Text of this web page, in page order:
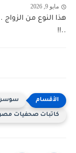
مايو 9, 2026
هذا النوع من الزواج
..!!
سوسن
كاتبات صحفيات